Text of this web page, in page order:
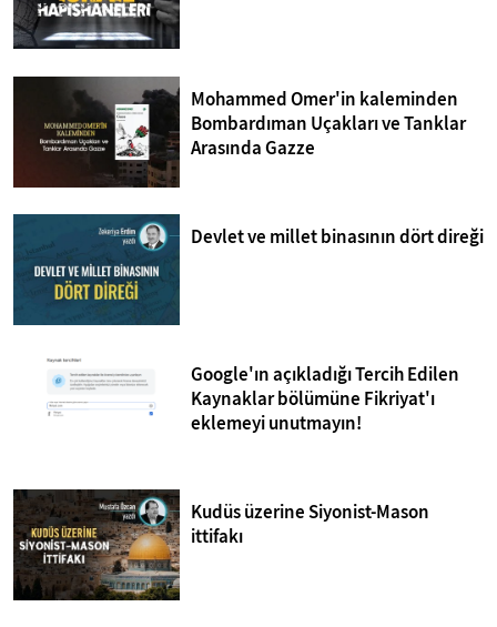
Mohammed Omer'in kaleminden
Bombardıman Uçakları ve Tanklar
Arasında Gazze
Devlet ve millet binasının dört direği
Google'ın açıkladığı Tercih Edilen
Kaynaklar bölümüne Fikriyat'ı
eklemeyi unutmayın!
Kudüs üzerine Siyonist-Mason
ittifakı